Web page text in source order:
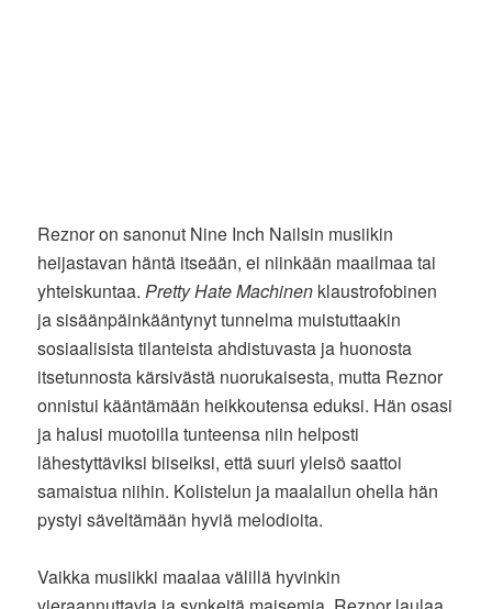
Reznor on sanonut Nine Inch Nailsin musiikin
heijastavan häntä itseään, ei niinkään maailmaa tai
yhteiskuntaa. Pretty Hate Machinen klaustrofobinen
ja sisäänpäinkääntynyt tunnelma muistuttaakin
sosiaalisista tilanteista ahdistuvasta ja huonosta
itsetunnosta kärsivästä nuorukaisesta, mutta Reznor
onnistui kääntämään heikkoutensa eduksi. Hän osasi
ja halusi muotoilla tunteensa niin helposti
lähestyttäviksi biiseiksi, että suuri yleisö saattoi
samaistua niihin. Kolistelun ja maalailun ohella hän
pystyi säveltämään hyviä melodioita.
Vaikka musiikki maalaa välillä hyvinkin